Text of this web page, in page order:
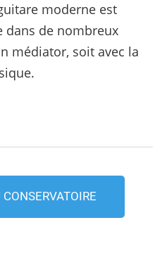
moderne est
dans de nombreux
médiator, soit avec la